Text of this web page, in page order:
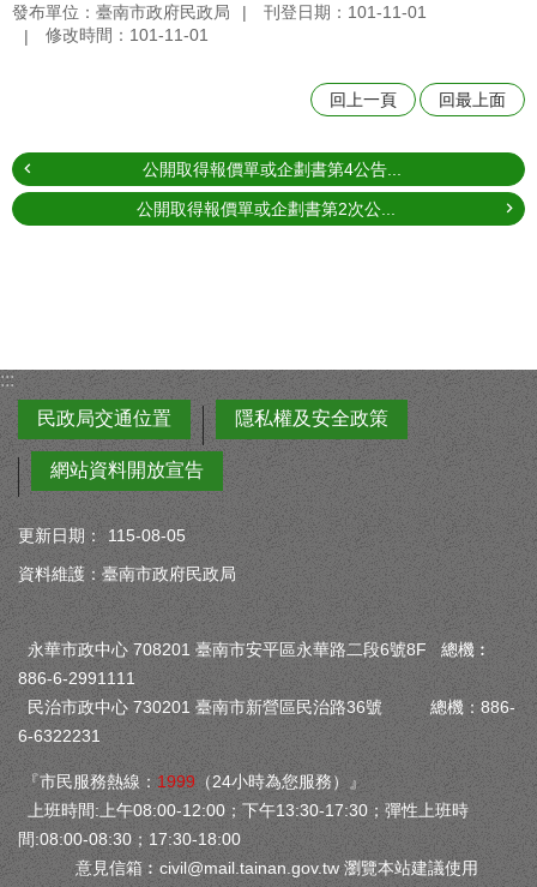
發布單位：臺南市政府民政局
刊登日期：101-11-01
修改時間：101-11-01
回上一頁 回最上面
公開取得報價單或企劃書第4公告...
公開取得報價單或企劃書第2次公...
:::
民政局交通位置
隱私權及安全政策
網站資料開放宣告
更新日期：
115-08-05
資料維護：臺南市政府民政局
永華市政中心 708201 臺南市安平區永華路二段6號8F 總機︰
886-6-2991111
民治市政中心 730201 臺南市新營區民治路36號 總機：886-
6-6322231
『市民服務熱線： 1999 （24小時為您服務）』
上班時間:上午08:00-12:00；下午13:30-17:30；彈性上班時
間:08:00-08:30；17:30-18:00
意見信箱︰ civil@mail.tainan.gov.tw 瀏覽本站建議使用